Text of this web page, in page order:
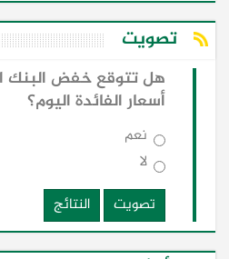
تصويت
هل تتوقع خفض البنك
أسعار الفائدة اليوم؟
نعم
لا
تصويت
النتائج